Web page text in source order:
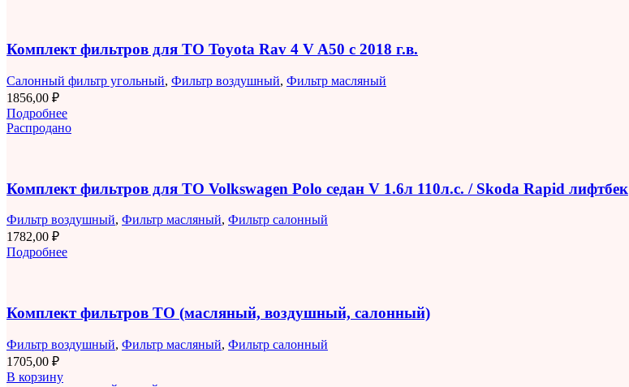
Комплект фильтров для ТО Toyota Rav 4 V A50 с 2018 г.в.
Салонный фильтр угольный, Фильтр воздушный, Фильтр масляный
1856,00 ₽
Подробнее
Распродано
Комплект фильтров для ТО Volkswagen Polo седан V 1.6л 110л.с. / Skoda Rapid лифтбек
Фильтр воздушный, Фильтр масляный, Фильтр салонный
1782,00 ₽
Подробнее
Комплект фильтров ТО (масляный, воздушный, салонный)
Фильтр воздушный, Фильтр масляный, Фильтр салонный
1705,00 ₽
В корзину